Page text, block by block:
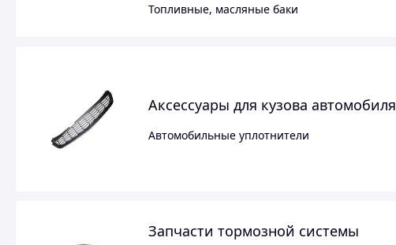
Топливные, масляные баки
Аксессуары для кузова автомобиля
Автомобильные уплотнители
Запчасти тормозной системы